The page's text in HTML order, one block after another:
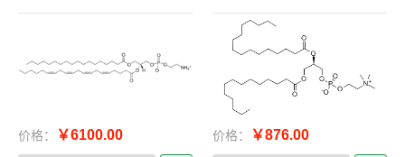
价格： ￥6100.00 价格： ￥876.00